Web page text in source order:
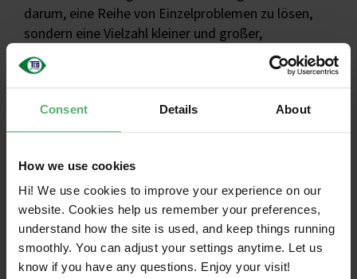
Consent Details About
How we use cookies
Hi! We use cookies to improve your experience on our
website. Cookies help us remember your preferences,
understand how the site is used, and keep things running
smoothly. You can adjust your settings anytime. Let us
know if you have any questions. Enjoy your visit!
darum, eine Reihe von Einzelproblemen zu lösen,
sondern eine Vielzahl kleiner und großer,
miteinander verbundener Herausforderungen
anzugehen und ein funktionierendes System zu
schaffen. Um einen wirklich nachhaltigen Wandel
voranzutreiben, müssen alle wichtigen Aspekte
einbezogen werden: Klima, Stoffe,
Entdecken Sie die einzelnen Bereiche, um die
wichtigsten Herausforderungen im Bereich
Nachhaltigkeit zu verstehen und zu erfahren, wie
TCO Certified , diese zu bewältigen. Erfahren Sie
mehr über die Kriterien der Zertifizierung und